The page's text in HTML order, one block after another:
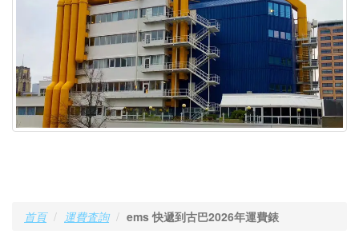
首頁 運費査詢 ems 快遞到古巴2026年運費錶